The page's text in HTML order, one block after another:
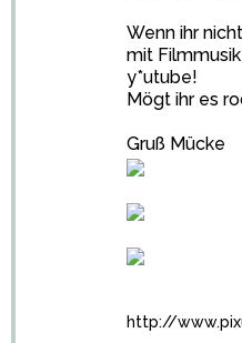
Wenn ihr
mit
y*utube!
Mögt ihr es
Gruß Mücke
http://